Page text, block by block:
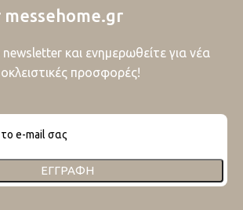
και ενημερωθείτε για νέα
προσφορές!
ΕΓΓΡΑΦΉ